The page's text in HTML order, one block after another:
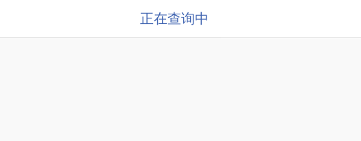
正在查询中